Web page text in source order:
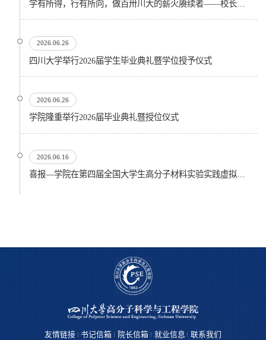
2026.06.26
四川大学举行2026届学生毕业典礼暨学位授予仪式
2026.06.26
​学院隆重举行2026届毕业典礼暨授位仪式
2026.06.16
友情链接 书记信箱 院长信箱 就业信息 联系我们